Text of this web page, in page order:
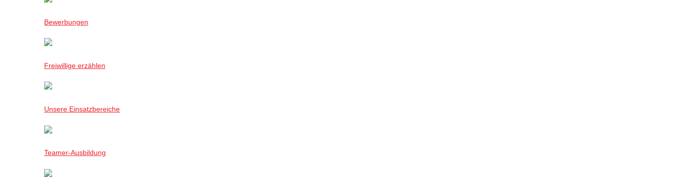
Bewerbungen
Freiwillige erzählen
Unsere Einsatzbereiche
Teamer-Ausbildung